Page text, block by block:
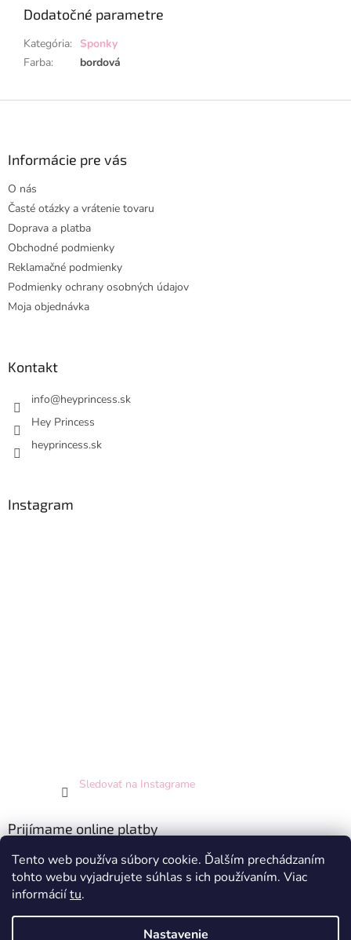
Tento web používa súbory cookie. Ďalším prechádzaním
tohto webu vyjadrujete súhlas s ich používaním. Viac
informáciítu.
Nastavenie
Dodatočné parametre
Kategória: Sponky
Farba: bordová
Informácie pre vás
O nás
Časté otázky a vrátenie tovaru
Doprava a platba
Obchodné podmienky
Reklamačné podmienky
Podmienky ochrany osobných údajov
Moja objednávka
Kontakt
info@heyprincess.sk
Hey Princess
heyprincess.sk
Instagram
Sledovať na Instagrame
Prijímame online platby